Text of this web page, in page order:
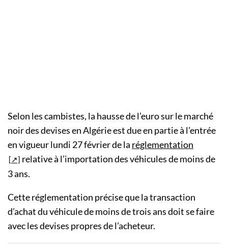
Selon les cambistes, la hausse de l’euro sur le marché
noir des devises en Algérie est due en partie à l’entrée
en vigueur lundi 27 février de la réglementation
relative à l’importation des véhicules de moins de
3 ans.
Cette réglementation précise que la transaction
d’achat du véhicule de moins de trois ans doit se faire
avec les devises propres de l’acheteur.